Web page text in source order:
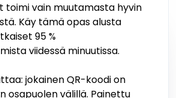
toimi vain muutamasta hyvin
Käy tämä opas alusta
95 %
viidessä minuutissa.
jokainen QR-koodi on
osapuolen välillä. Painettu